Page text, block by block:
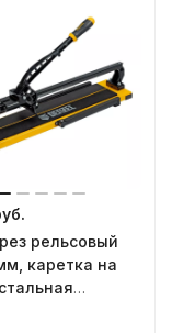
рельсовый
каретка на
усил.